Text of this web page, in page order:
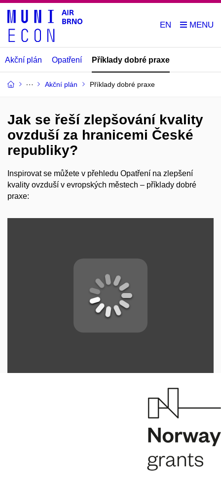
EN
Akční plán Opatření Příklady dobré praxe
Akční plán Příklady dobré praxe
Jak se řeší zlepšování kvality
ovzduší za hranicemi České
republiky?
Inspirovat se můžete v přehledu Opatření na zlepšení
kvality ovzduší v evropských městech – příklady dobré
praxe: